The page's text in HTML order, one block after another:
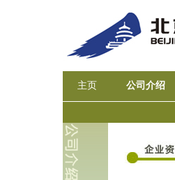
主页 公司介绍